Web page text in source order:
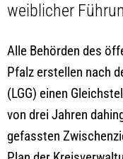
weiblicher
Alle Behörden des
Pfalz erstellen nach
(LGG) einen
von drei Jahren
gefassten